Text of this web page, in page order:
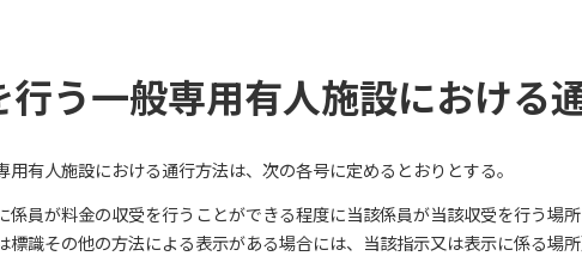
行う一般専用有人施設における
有人施設における通行方法は、次の各号に定めるとおりとする。
員が料金の収受を行うことができる程度に当該係員が当該収受を行う場
標識その他の方法による表示がある場合には、当該指示又は表示に係る場